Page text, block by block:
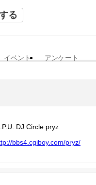
る
イベント アンケート
DJ Circle pryz
bbs4.cgiboy.com/pryz/